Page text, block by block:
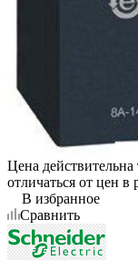
Цена
отличаться от цен
В избранное
Сравнить